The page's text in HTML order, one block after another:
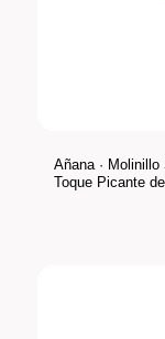
Añana ·
Toque Picante